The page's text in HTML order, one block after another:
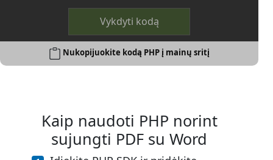
Vykdyti kodą
Nukopijuokite kodą PHP į mainų sritį
Kaip naudoti PHP norint
sujungti PDF su Word